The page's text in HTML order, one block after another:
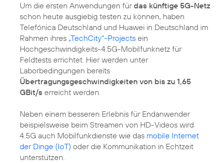
Um die ersten Anwendungen fürdas künftige 5G-Netz
schon heute ausgiebig testen zu können, haben
Telefónica Deutschland und Huawei in Deutschland im
Rahmen ihres „TechCity“-Projects ein
Hochgeschwindigkeits-4.5G-Mobilfunknetz für
Feldtests errichtet. Hier werden unter
Laborbedingungen bereits
Übertragungsgeschwindigkeiten von bis zu 1,65
GBit/s erreicht werden.
Neben einem besseren Erlebnis für Endanwender
beispielsweise beim Streamen von HD-Videos wird
4.5G auch Mobilfunkdienste wie das mobile Internet
der Dinge (IoT) oder die Kommunikation in Echtzeit
unterstützen.